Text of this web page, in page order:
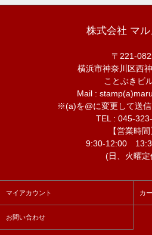
株式会社 マル
〒221-
横浜市神奈川区西
ことぶきビ
Mail :
※(a)を@に変更して送信
TEL : 045-
【営業時間
9:30-12:00
(日、火曜定
マイアカウント カ
お問い合わせ